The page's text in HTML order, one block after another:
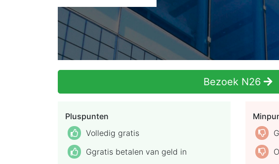
Bezoek N26
Pluspunten
Volledig gratis
Ggratis betalen van geld in